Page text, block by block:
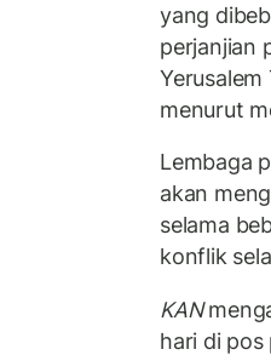
yang
perjanjian
menurut
Lembaga
akan
selama
konflik
KAN
hari di pos